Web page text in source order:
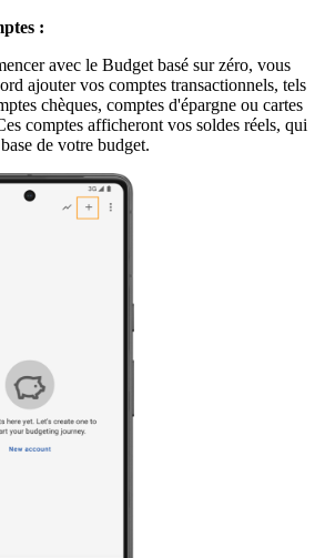
:
avec le Budget basé sur zéro, vous
ajouter vos comptes transactionnels, tels
chèques, comptes d'épargne ou cartes
comptes afficheront vos soldes réels, qui
de votre budget.